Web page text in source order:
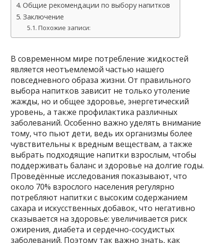
Общие рекомендации по выбору напитков
Заключение
Похожие записи:
В современном мире потребление жидкостей
является неотъемлемой частью нашего
повседневного образа жизни. От правильного
выбора напитков зависит не только утоление
жажды, но и общее здоровье, энергетический
уровень, а также профилактика различных
заболеваний. Особенно важно уделять внимание
тому, что пьют дети, ведь их организмы более
чувствительны к вредным веществам, а также
выбрать подходящие напитки взрослым, чтобы
поддерживать баланс и здоровье на долгие годы.
Проведённые исследования показывают, что
около 70% взрослого населения регулярно
потребляют напитки с высоким содержанием
сахара и искусственных добавок, что негативно
сказывается на здоровье: увеличивается риск
ожирения, диабета и сердечно-сосудистых
заболеваний. Поэтому так важно знать, как